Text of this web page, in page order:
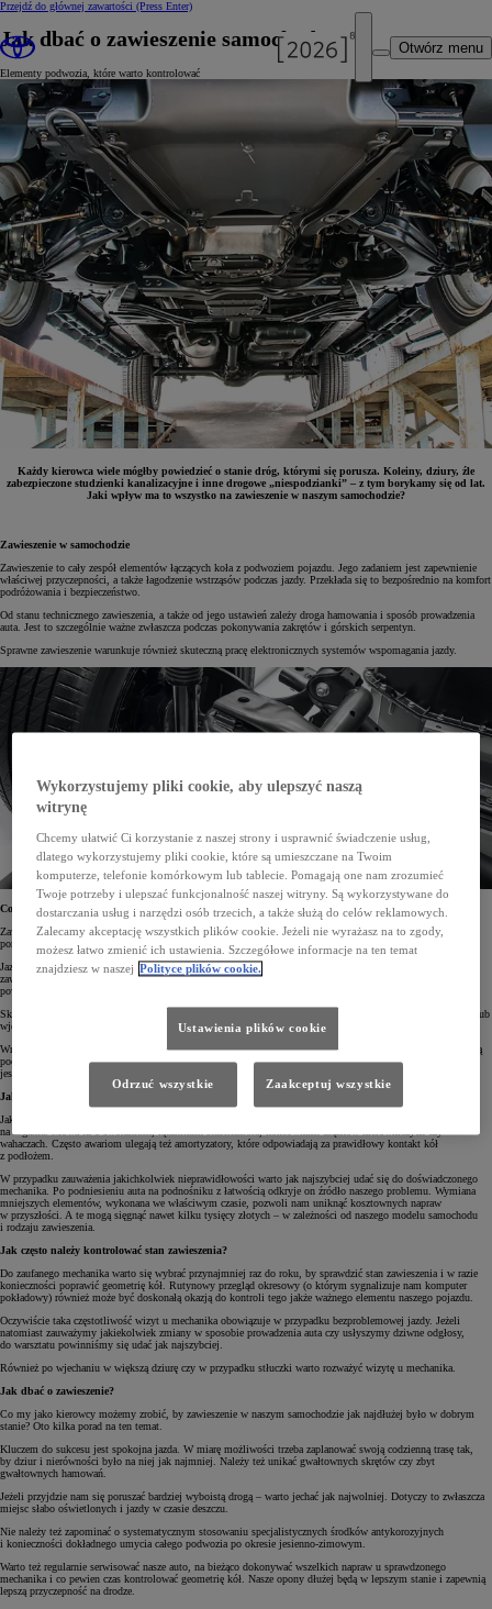
Przejdź do głównej zawartości (Press Enter)
Otwórz menu
Jak dbać o zawieszenie samochodu?
Elementy podwozia, które warto kontrolować
Każdy kierowca wiele mógłby powiedzieć o stanie dróg, którymi się porusza. Koleiny, dziury, źle
zabezpieczone studzienki kanalizacyjne i inne drogowe „niespodzianki” – z tym borykamy się od lat.
Jaki wpływ ma to wszystko na zawieszenie w naszym samochodzie?
Zawieszenie w samochodzie
Zawieszenie to cały zespół elementów łączących koła z podwoziem pojazdu. Jego zadaniem jest zapewnienie
właściwej przyczepności, a także łagodzenie wstrząsów podczas jazdy. Przekłada się to bezpośrednio na komfort
podróżowania i bezpieczeństwo.
Od stanu technicznego zawieszenia, a także od jego ustawień zależy droga hamowania i sposób prowadzenia
auta. Jest to szczególnie ważne zwłaszcza podczas pokonywania zakrętów i górskich serpentyn.
Sprawne zawieszenie warunkuje również skuteczną pracę elektronicznych systemów wspomagania jazdy.
Co powoduje zużycie zawieszenia?
Zawieszenie – jak każdy element w naszym aucie – ulega zużyciu. Im gorszy jest stan dróg, po których się
poruszamy, tym szybciej proces ten postępuje.
Jazda po ulicach pełnych dziur i nierówności powoduje drgania, które wpływają na poszczególne elementy
zawieszenia. Najpierw pojawiają się między nimi niewielkie luzy, które z czasem mogą się stać przyczyną
poważniejszej awarii.
Skrajnym przypadkiem jest nagłe mechaniczne uszkodzenie zawieszenia na skutek najechania na przeszkodę lub
wjechania w dziurę.
Wrogiem naszego zawieszenia jest też korozja. Sprzyjają temu zwłaszcza zanieczyszczenia, które się gromadzą
pod podwoziem samochodu. Również środki chemiczne, stosowane na drogach publicznych w okresie
jesienno-zimowym, nie pozostają bez wpływu na zawieszenie.
Jakie części zawieszenia psują się jako pierwsze?
Jako pierwsze psują się najczęściej gumowe i ruchome części zawieszenia, które są najbardziej narażone
na drgania. Mowa tu o sworzniach, łącznikach stabilizatora, końcówkach drążków kierowniczych czy
wahaczach. Często awariom ulegają też amortyzatory, które odpowiadają za prawidłowy kontakt kół
z podłożem.
W przypadku zauważenia jakichkolwiek nieprawidłowości warto jak najszybciej udać się do doświadczonego
mechanika. Po podniesieniu auta na podnośniku z łatwością odkryje on źródło naszego problemu. Wymiana
mniejszych elementów, wykonana we właściwym czasie, pozwoli nam uniknąć kosztownych napraw
w przyszłości. A te mogą sięgnąć nawet kilku tysięcy złotych – w zależności od naszego modelu samochodu
i rodzaju zawieszenia.
Jak często należy kontrolować stan zawieszenia?
Do zaufanego mechanika warto się wybrać przynajmniej raz do roku, by sprawdzić stan zawieszenia i w razie
konieczności poprawić geometrię kół. Rutynowy przegląd okresowy (o którym sygnalizuje nam komputer
pokładowy) również może być doskonałą okazją do kontroli tego jakże ważnego elementu naszego pojazdu.
Oczywiście taka częstotliwość wizyt u mechanika obowiązuje w przypadku bezproblemowej jazdy. Jeżeli
natomiast zauważymy jakiekolwiek zmiany w sposobie prowadzenia auta czy usłyszymy dziwne odgłosy,
do warsztatu powinniśmy się udać jak najszybciej.
Również po wjechaniu w większą dziurę czy w przypadku stłuczki warto rozważyć wizytę u mechanika.
Jak dbać o zawieszenie?
Co my jako kierowcy możemy zrobić, by zawieszenie w naszym samochodzie jak najdłużej było w dobrym
stanie? Oto kilka porad na ten temat.
Kluczem do sukcesu jest spokojna jazda. W miarę możliwości trzeba zaplanować swoją codzienną trasę tak,
by dziur i nierówności było na niej jak najmniej. Należy też unikać gwałtownych skrętów czy zbyt
gwałtownych hamowań.
Jeżeli przyjdzie nam się poruszać bardziej wyboistą drogą – warto jechać jak najwolniej. Dotyczy to zwłaszcza
miejsc słabo oświetlonych i jazdy w czasie deszczu.
Nie należy też zapominać o systematycznym stosowaniu specjalistycznych środków antykorozyjnych
i konieczności dokładnego umycia całego podwozia po okresie jesienno-zimowym.
Warto też regularnie serwisować nasze auto, na bieżąco dokonywać wszelkich napraw u sprawdzonego
mechanika i co pewien czas kontrolować geometrię kół. Nasze opony dłużej będą w lepszym stanie i zapewnią
lepszą przyczepność na drodze.
Wykorzystujemy pliki cookie, aby ulepszyć naszą
witrynę
Chcemy ułatwić Ci korzystanie z naszej strony i usprawnić świadczenie usług,
dlatego wykorzystujemy pliki cookie, które są umieszczane na Twoim
komputerze, telefonie komórkowym lub tablecie. Pomagają one nam zrozumieć
Twoje potrzeby i ulepszać funkcjonalność naszej witryny. Są wykorzystywane do
dostarczania usług i narzędzi osób trzecich, a także służą do celów reklamowych.
Zalecamy akceptację wszystkich plików cookie. Jeżeli nie wyrażasz na to zgody,
możesz łatwo zmienić ich ustawienia. Szczegółowe informacje na ten temat
znajdziesz w naszej Polityce plików cookie.
Ustawienia plików cookie
Odrzuć wszystkie Zaakceptuj wszystkie